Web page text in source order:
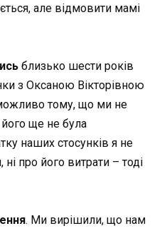
але відмовити мамі
близько шести років
з Оксаною Вікторівною
тому, що ми не
його ще не була
наших стосунків я не
про його витрати – тоді
. Ми вирішили, що нам